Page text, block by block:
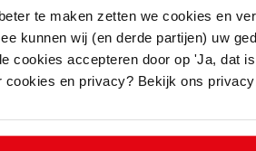
te maken zetten we cookies en
kunnen wij (en derde partijen) uw
cookies accepteren door op 'Ja, dat
cookies en privacy? Bekijk ons